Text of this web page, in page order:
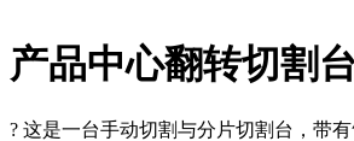
产品中心翻转切割台
? 这是一台手动切割与分片切割台，带